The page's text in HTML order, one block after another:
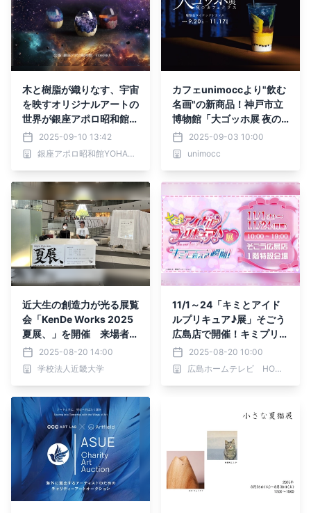
木と樹脂が織りなす、宇宙
を映すオリジナルアートの
世界が銀座アポロ昭和館Y
OHAKUで開催
2025-09-10 13:42
銀座アポロ昭和館YOHAKU
カフェunimoccより"飲む
名画"の新商品！神戸市立
博物館「大ゴッホ展 夜の
カフェテラス」タイアップ
ドリンクが期間限定で登
場。
2025-09-03 10:00
unimocc
近大生の創造力が光る展覧
会「KenDe Works 2025
夏展、」を開催 来場者か
ら直接意見や感想を聞き、
今後の活動に生かす
2025-08-20 14:00
学校法人近畿大学
11/1～24「キミとアイド
ルプリキュア♪展」そごう
広島店で開催！キミプリの
世界を楽しめる展示が盛り
だくさん！
2025-08-20 10:00
広島ホームテレビ HOMEイベントセンター